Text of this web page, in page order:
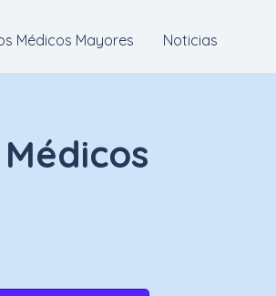
Médicos Mayores Noticias